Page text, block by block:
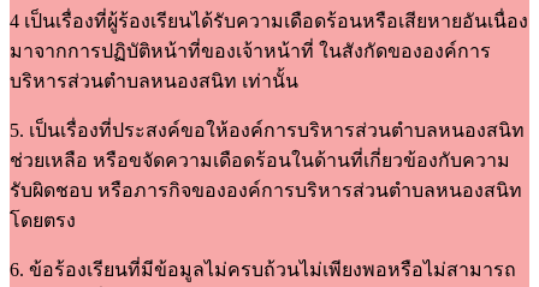
4 เป็นเรื่องที่ผู้ร้องเรียนได้รับความเดือดร้อนหรือเสียหายอันเนื่อง
มาจากการปฏิบัติหน้าที่ของเจ้าหน้าที่ ในสังกัดขององค์การ
บริหารส่วนตำบลหนองสนิท เท่านั้น
5. เป็นเรื่องที่ประสงค์ขอให้องค์การบริหารส่วนตำบลหนองสนิท
ช่วยเหลือ หรือขจัดความเดือดร้อนในด้านที่เกี่ยวข้องกับความ
รับผิดชอบ หรือภารกิจขององค์การบริหารส่วนตำบลหนองสนิท
โดยตรง
6. ข้อร้องเรียนที่มีข้อมูลไม่ครบถ้วนไม่เพียงพอหรือไม่สามารถ